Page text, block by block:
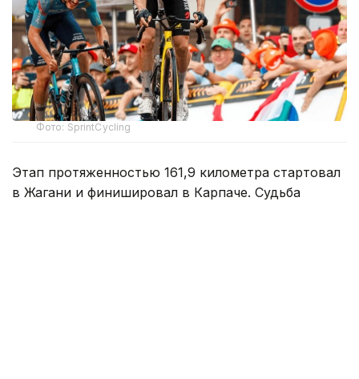
Фото: SprintCycling
Этап протяженностью 161,9 километра стартовал
в Жагани и финишировал в Карпаче. Судьба